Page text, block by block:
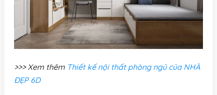
>>> Xem thêm Thiết kế nội thất phòng ngủ của NHÀ
ĐẸP 6D